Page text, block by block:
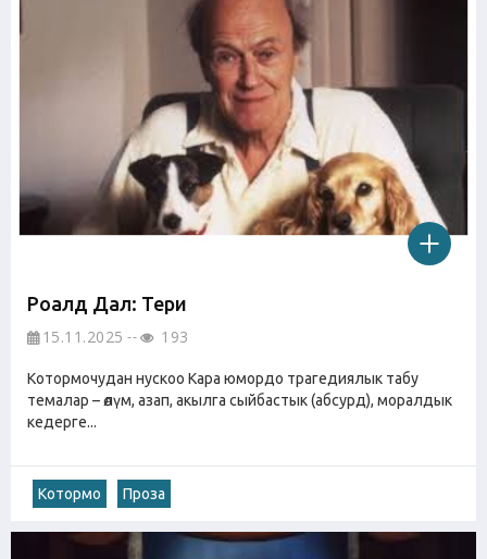
Роалд Дал: Тери
15.11.2025 193
Котормочудан нускоо Кара юмордо трагедиялык табу
темалар – өлүм, азап, акылга сыйбастык (абсурд), моралдык
кедерге...
Котормо Проза